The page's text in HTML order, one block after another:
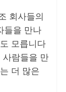
회사들의
들을 만나
모릅니다
람들을 만
더 많은